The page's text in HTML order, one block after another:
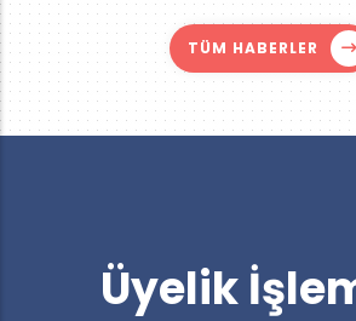
TÜM HABERLER
Üyelik